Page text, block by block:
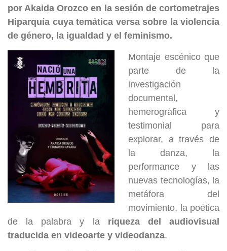
por Akaida Orozco en la sesión de cortometrajes
Hiparquía cuya temática versa sobre la violencia
de género, la igualdad y el feminismo.
Montaje escénico que
parte de la
investigación
documental,
hemerográfica y
testimonial para
explorar, a través de
la danza, la
performance y las
nuevas tecnologías, la
metáfora del
movimiento, la poética
de la palabra y la riqueza del audiovisual
traducida en videoarte y videodanza.